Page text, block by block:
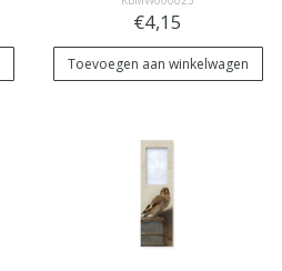
€4,15
Toevoegen aan winkelwagen